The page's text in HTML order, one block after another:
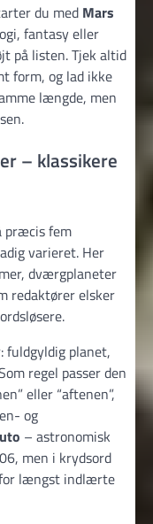
du med Mars
fantasy eller
på listen. Tjek altid
form, og lad ikke
længde, men
– klassikere
præcis fem
varieret. Her
dværgplaneter
redaktører elsker
fuldgyldig planet,
regel passer den
eller “aftenen”,
og
– astronomisk
men i krydsord
for længst indlærte